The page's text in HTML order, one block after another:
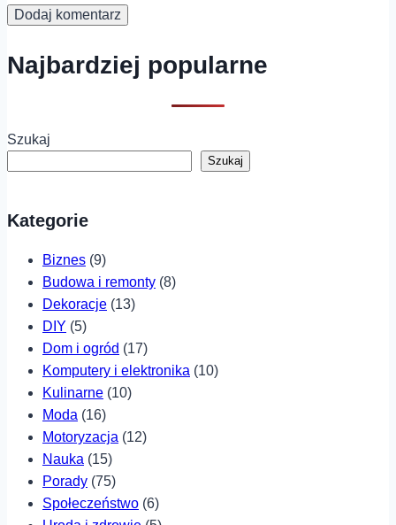
Najbardziej popularne
Szukaj
Szukaj
Kategorie
Biznes (9)
Budowa i remonty (8)
Dekoracje (13)
DIY (5)
Dom i ogród (17)
Komputery i elektronika (10)
Kulinarne (10)
Moda (16)
Motoryzacja (12)
Nauka (15)
Porady (75)
Społeczeństwo (6)